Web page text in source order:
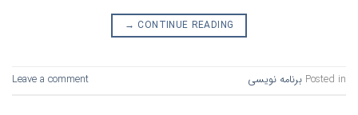
CONTINUE READING
→
Posted in برنامه نویسی Leave a comment